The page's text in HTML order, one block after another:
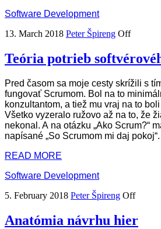
Software Development
13. March 2018 Peter Špireng Off
Teória potrieb
Pred časom sa moje cesty skrížili s
fungovať Scrumom. Bol na to
konzultantom, a tiež mu vraj na to
Všetko vyzeralo ružovo až na to, že
nekonal. A na otázku „Ako Scrum?“
napísané „So Scrumom mi daj
READ MORE
Software Development
5. February 2018 Peter Špireng Off
Anatómia návrhu hier